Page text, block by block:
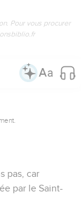
Pour vous procurer
pas, car
par le Saint-